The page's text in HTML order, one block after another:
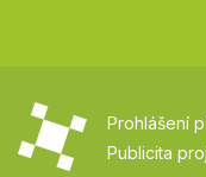
Prohlášení
Publicita